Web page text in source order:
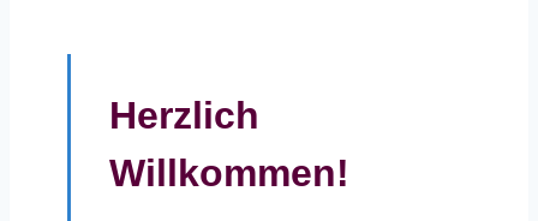
Herzlich
Willkommen!